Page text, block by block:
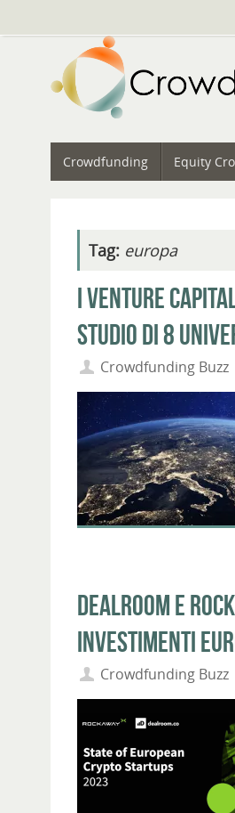
al
contenuto
Crowdfunding Equity
Tag: europa
I Venture
studio di 8
Crowdfunding Buzz
Dealroom e
investimenti
Crowdfunding Buzz